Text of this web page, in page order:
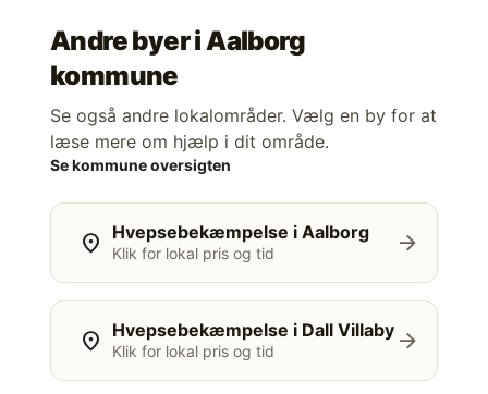
Andre byer iAalborg
kommune
Se også andre lokalområder. Vælg en by for at
læse mere om hjælp i dit område.
Se kommune oversigten
location_on Hvepsebekæmpelse i Aalborg
Klik for lokal pris og tid arrow_forward
location_on Hvepsebekæmpelse i Dall Villaby
Klik for lokal pris og tid arrow_forward